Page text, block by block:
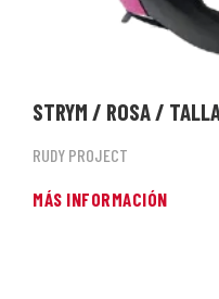
STRYM / ROSA /
RUDY PROJECT
MÁS INFORMACIÓN